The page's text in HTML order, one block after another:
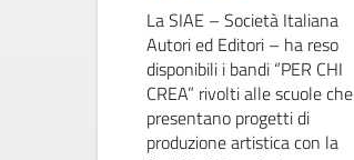
La SIAE – Società Italiana
Autori ed Editori – ha reso
disponibili i bandi “PER CHI
CREA” rivolti alle scuole che
presentano progetti di
produzione artistica con la